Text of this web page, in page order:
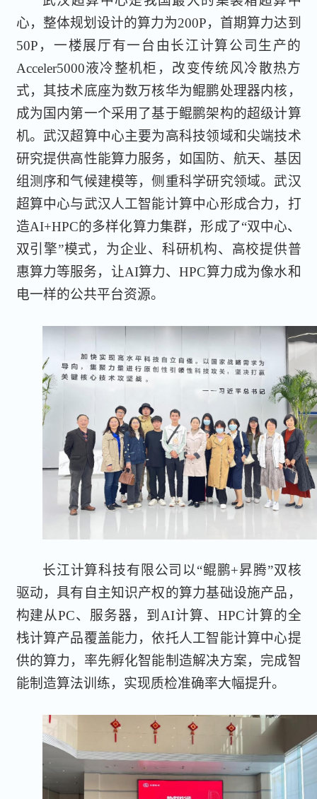
心，整体规划设计的算力为200P，首期算力达到
50P，一楼展厅有一台由长江计算公司生产的
Acceler5000液冷整机柜，改变传统风冷散热方
式，其技术底座为数万核华为鲲鹏处理器内核，
成为国内第一个采用了基于鲲鹏架构的超级计算
机。武汉超算中心主要为高科技领域和尖端技术
研究提供高性能算力服务，如国防、航天、基因
组测序和气候建模等，侧重科学研究领域。武汉
超算中心与武汉人工智能计算中心形成合力，打
造AI+HPC的多样化算力集群，形成了“双中心、
双引擎”模式，为企业、科研机构、高校提供普
惠算力等服务，让AI算力、HPC算力成为像水和
电一样的公共平台资源。
长江计算科技有限公司以“鲲鹏+昇腾”双核
驱动，具有自主知识产权的算力基础设施产品，
构建从PC、服务器，到AI计算、HPC计算的全
栈计算产品覆盖能力，依托人工智能计算中心提
供的算力，率先孵化智能制造解决方案，完成智
能制造算法训练，实现质检准确率大幅提升。